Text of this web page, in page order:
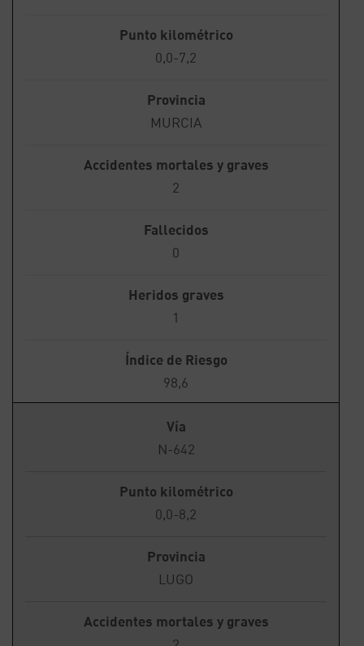
Punto kilométrico
0,0-7,2
Provincia
MURCIA
Accidentes mortales y graves
2
Fallecidos
0
Heridos graves
1
Índice de Riesgo
98,6
Vía
N-642
Punto kilométrico
0,0-8,2
Provincia
LUGO
Accidentes mortales y graves